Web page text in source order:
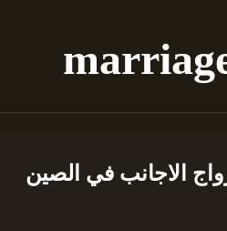
الاجانب في الصين